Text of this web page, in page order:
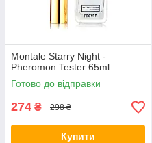
Montale Starry Night -
Pheromon Tester 65ml
Готово до відправки
274 ₴ 298 ₴
Купити